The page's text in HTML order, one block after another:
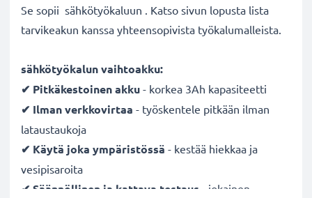
Se sopii sähkötyökaluun . Katso sivun lopusta lista
tarvikeakun kanssa yhteensopivista työkalumalleista.
sähkötyökalun vaihtoakku:
✔ Pitkäkestoinenakku - korkea 3Ah kapasiteetti
✔ Ilman verkkovirtaa - työskentele pitkään ilman
lataustaukoja
✔ Käytä joka ympäristössä - kestää hiekkaa ja
vesipisaroita
✔ Säännöllinen ja kattava testaus
- jokainen